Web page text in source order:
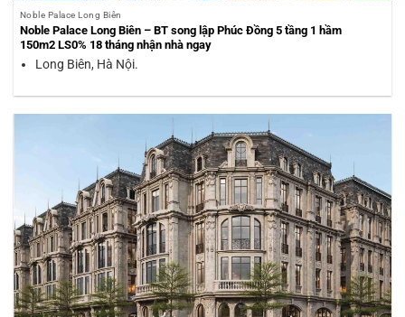
Noble Palace Long Biên
Noble Palace Long Biên – BT song lập Phúc Đồng 5 tầng 1 hầm
150m2 LS0% 18 tháng nhận nhà ngay
Long Biên, Hà Nội.